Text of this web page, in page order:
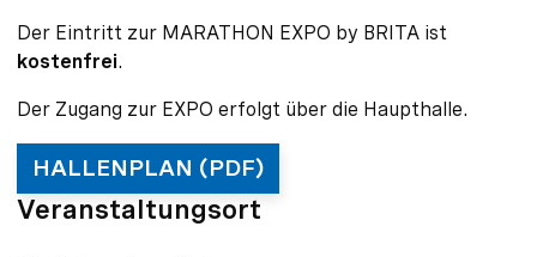
Der Eintritt zur MARATHON EXPO by BRITA ist
kostenfrei.
Der Zugang zur EXPO erfolgt über die Haupthalle.
HALLENPLAN (PDF)
Veranstaltungsort